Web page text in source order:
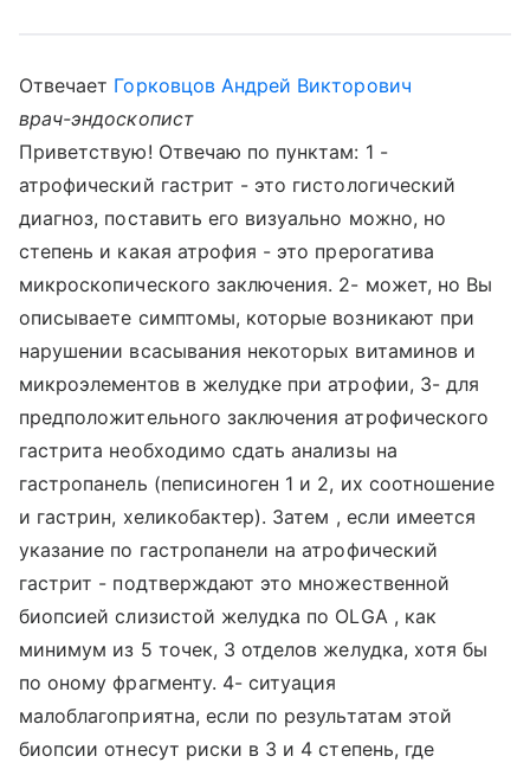
Отвечает Горковцов Андрей Викторович
врач-эндоскопист
Приветствую! Отвечаю по пунктам: 1 -
атрофический гастрит - это гистологический
диагноз, поставить его визуально можно, но
степень и какая атрофия - это прерогатива
микроскопического заключения. 2- может, но Вы
описываете симптомы, которые возникают при
нарушении всасывания некоторых витаминов и
микроэлементов в желудке при атрофии, 3- для
предположительного заключения атрофического
гастрита необходимо сдать анализы на
гастропанель (пеписиноген 1 и 2, их соотношение
и гастрин, хеликобактер). Затем , если имеется
указание по гастропанели на атрофический
гастрит - подтверждают это множественной
биопсией слизистой желудка по OLGA , как
минимум из 5 точек, 3 отделов желудка, хотя бы
по оному фрагменту. 4- ситуация
малоблагоприятна, если по результатам этой
биопсии отнесут риски в 3 и 4 степень, где